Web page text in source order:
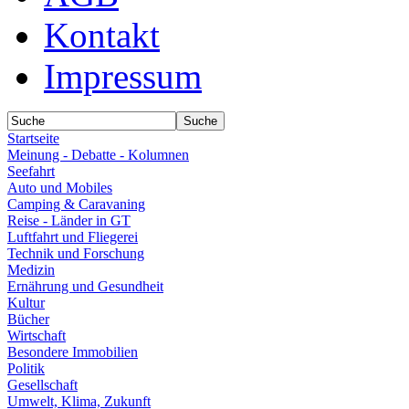
Kontakt
Impressum
Startseite
Meinung - Debatte - Kolumnen
Seefahrt
Auto und Mobiles
Camping & Caravaning
Reise - Länder in GT
Luftfahrt und Fliegerei
Technik und Forschung
Medizin
Ernährung und Gesundheit
Kultur
Bücher
Wirtschaft
Besondere Immobilien
Politik
Gesellschaft
Umwelt, Klima, Zukunft